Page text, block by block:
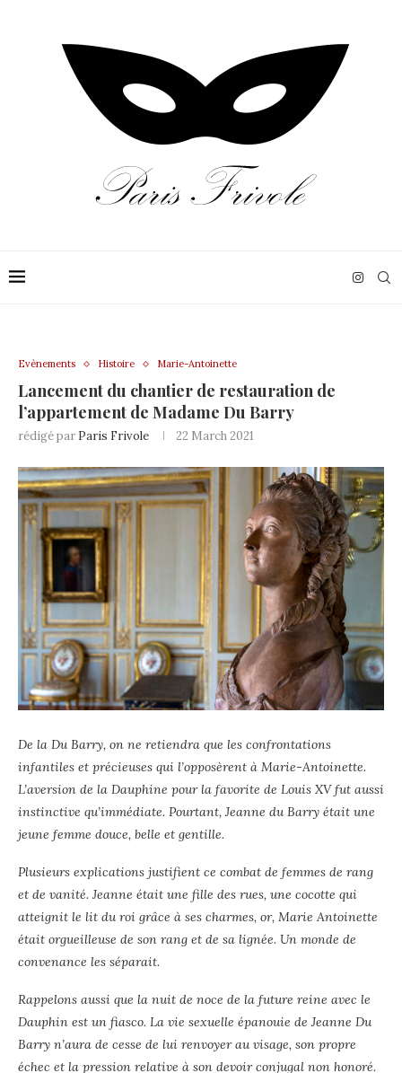
Evènements Histoire Marie-Antoinette
Lancement du chantier de restauration de
l’appartement de Madame Du Barry
rédigé par Paris Frivole 22 March 2021
De la Du Barry, on ne retiendra que les confrontations
infantiles et précieuses qui l’opposèrent à Marie-Antoinette.
L’aversion de la Dauphine pour la favorite de Louis XV fut aussi
instinctive qu’immédiate. Pourtant, Jeanne du Barry était une
jeune femme douce, belle et gentille.
Plusieurs explications justifient ce combat de femmes de rang
et de vanité. Jeanne était une fille des rues, une cocotte qui
atteignit le lit du roi grâce à ses charmes, or, Marie Antoinette
était orgueilleuse de son rang et de sa lignée. Un monde de
convenance les séparait.
Rappelons aussi que la nuit de noce de la future reine avec le
Dauphin est un fiasco. La vie sexuelle épanouie de Jeanne Du
Barry n’aura de cesse de lui renvoyer au visage, son propre
échec et la pression relative à son devoir conjugal non honoré.